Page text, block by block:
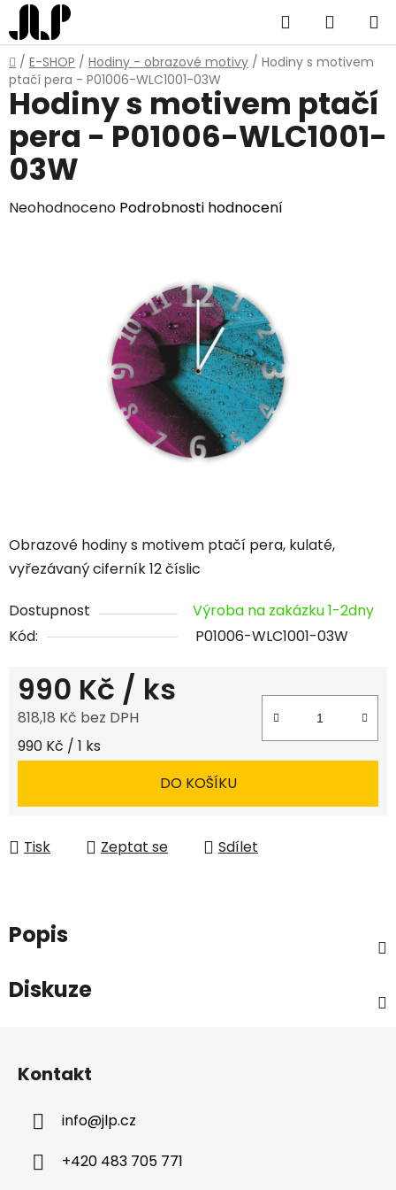
Přejít
na
obsah
Hledat
KOŠÍK
Domů
/ E-SHOP / Hodiny - obrazové motivy / Hodiny s motivem
ptačí pera - P01006-WLC1001-03W
Obrazové hodiny s motivem ptačí pera, kulaté,
vyřezávaný ciferník 12 číslic
Dostupnost
Výroba na zakázku 1-2dny
Kód:
P01006-WLC1001-03W
990 Kč / ks
818,18 Kč bez DPH
Měrná cena:
990 Kč / 1 ks
DO KOŠÍKU
Tisk Zeptat se Sdílet
Hodiny s motivem ptačí
pera - P01006-WLC1001-
03W
Průměrné
Neohodnoceno Podrobnosti hodnocení
Popis
Diskuze
Kontakt
info@jlp.cz
+420 483 705 771